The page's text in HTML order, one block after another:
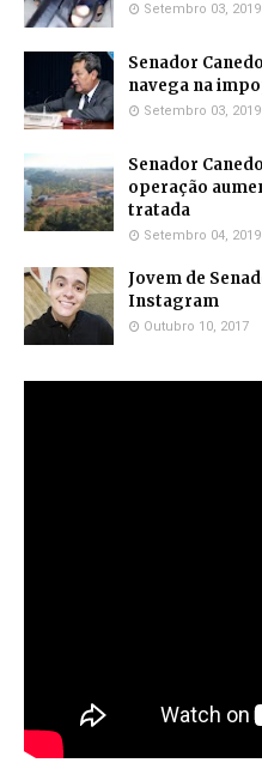
Setembro 03, 2019
Senador
navega na
Setembro 03, 2019
Senador
operação
tratada
Setembro 04, 2019
Jovem de
Instagram
Outubro 10, 2017